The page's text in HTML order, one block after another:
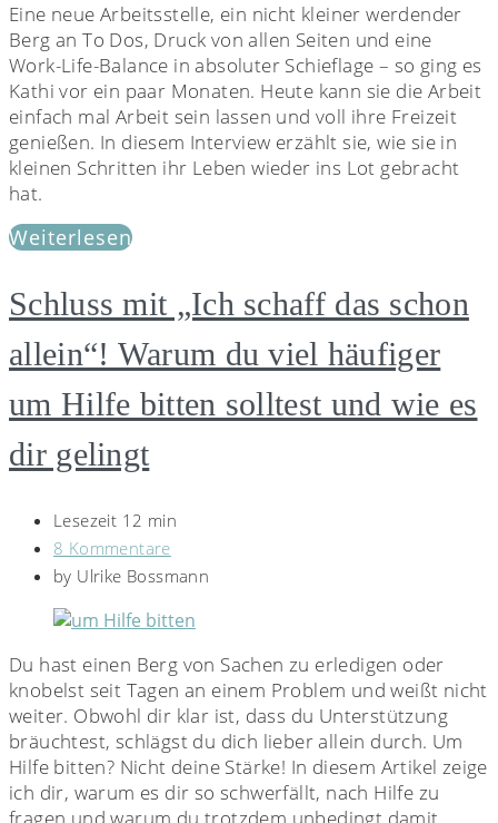
Eine neue Arbeitsstelle, ein nicht kleiner werdender
Berg an To Dos, Druck von allen Seiten und eine
Work-Life-Balance in absoluter Schieflage – so ging es
Kathi vor ein paar Monaten. Heute kann sie die Arbeit
einfach mal Arbeit sein lassen und voll ihre Freizeit
genießen. In diesem Interview erzählt sie, wie sie in
kleinen Schritten ihr Leben wieder ins Lot gebracht
hat.
Weiterlesen
Schluss mit „Ich schaff das schon
allein“! Warum du viel häufiger
um Hilfe bitten solltest und wie es
dir gelingt
Lesezeit 12 min
8 Kommentare
by Ulrike Bossmann
Du hast einen Berg von Sachen zu erledigen oder
knobelst seit Tagen an einem Problem und weißt nicht
weiter. Obwohl dir klar ist, dass du Unterstützung
bräuchtest, schlägst du dich lieber allein durch. Um
Hilfe bitten? Nicht deine Stärke! In diesem Artikel zeige
ich dir, warum es dir so schwerfällt, nach Hilfe zu